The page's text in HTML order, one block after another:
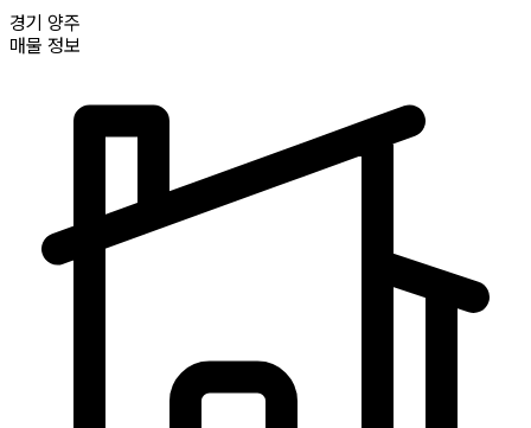
경기 양주
매물 정보